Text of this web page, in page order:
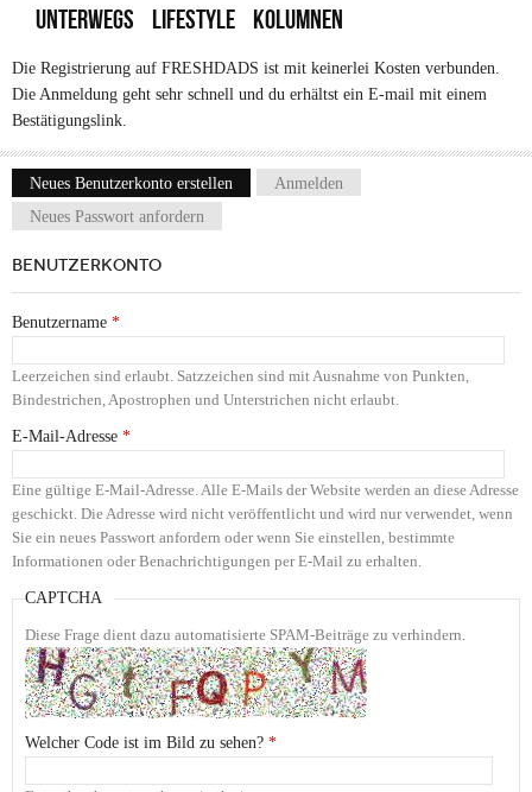
UNTERWEGS
LIFESTYLE KOLUMNEN
Die Registrierung auf FRESHDADS ist mit keinerlei Kosten verbunden.
Die Anmeldung geht sehr schnell und du erhältst ein E-mail mit einem
Bestätigungslink.
Haupt-Reiter
Neues Benutzerkonto erstellen (aktiver Reiter)
Anmelden
Neues Passwort anfordern
BENUTZERKONTO
Benutzername *
Leerzeichen sind erlaubt. Satzzeichen sind mit Ausnahme von Punkten,
Bindestrichen, Apostrophen und Unterstrichen nicht erlaubt.
E-Mail-Adresse *
Eine gültige E-Mail-Adresse. Alle E-Mails der Website werden an diese Adresse
geschickt. Die Adresse wird nicht veröffentlicht und wird nur verwendet, wenn
Sie ein neues Passwort anfordern oder wenn Sie einstellen, bestimmte
Informationen oder Benachrichtigungen per E-Mail zu erhalten.
CAPTCHA
Diese Frage dient dazu automatisierte SPAM-Beiträge zu verhindern.
Welcher Code ist im Bild zu sehen? *